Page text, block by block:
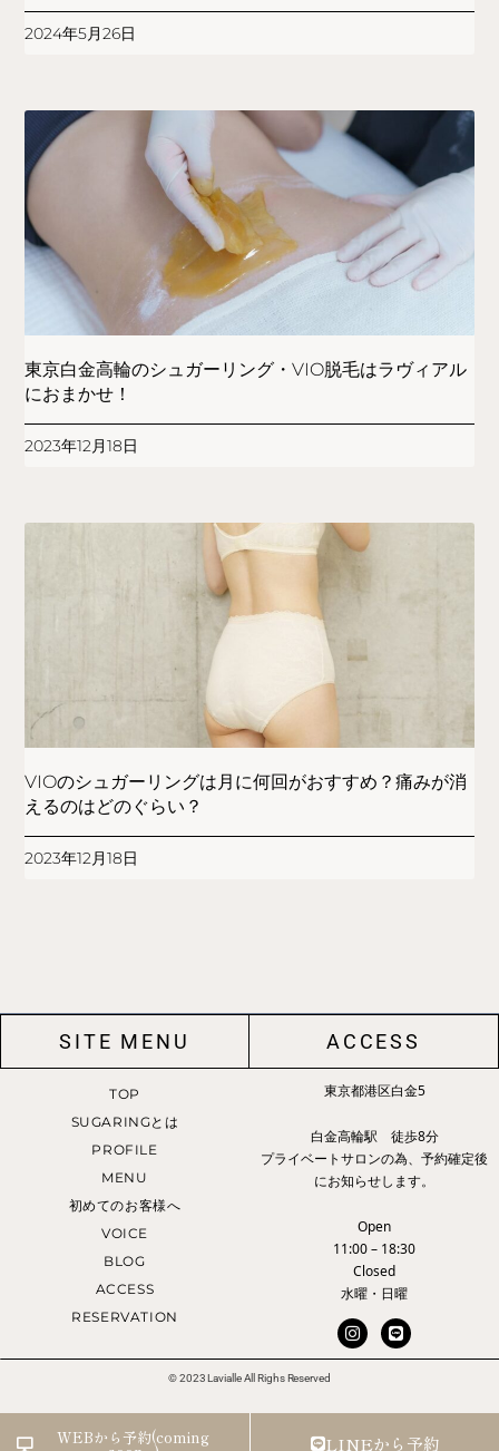
2024年5月26日
東京白金高輪のシュガーリング・VIO脱毛はラヴィアル
におまかせ！
2023年12月18日
VIOのシュガーリングは月に何回がおすすめ？痛みが消
えるのはどのぐらい？
2023年12月18日
SITE MENU ACCESS
TOP
SUGARINGとは
PROFILE
MENU
初めてのお客様へ
VOICE
BLOG
ACCESS
RESERVATION
東京都港区白金5
白金高輪駅 徒歩8分
プライベートサロンの為、予約確定後
にお知らせします。
Open
11:00 – 18:30
Closed
水曜・日曜
I
n
s
g
a
L
i
n
© 2023 Lavialle All Righs Reserved
WEBから予約(coming LINEから予約